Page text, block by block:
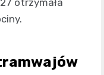
otrzymała